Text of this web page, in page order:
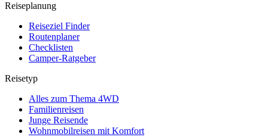
Reiseplanung
Reiseziel Finder
Routenplaner
Checklisten
Camper-Ratgeber
Reisetyp
Alles zum Thema 4WD
Familienreisen
Junge Reisende
Wohnmobilreisen mit Komfort